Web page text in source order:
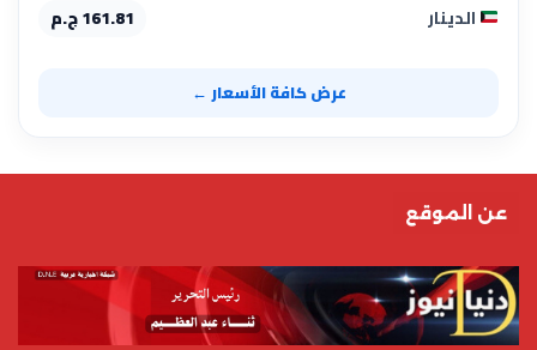
الدينار 161.81 ج.م
عرض كافة الأسعار ←
عن الموقع